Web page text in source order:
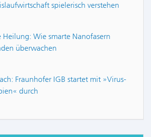
spielerisch verstehen
Wie smarte Nanofasern
überwachen
Fraunhofer IGB startet mit »Virus-
durch